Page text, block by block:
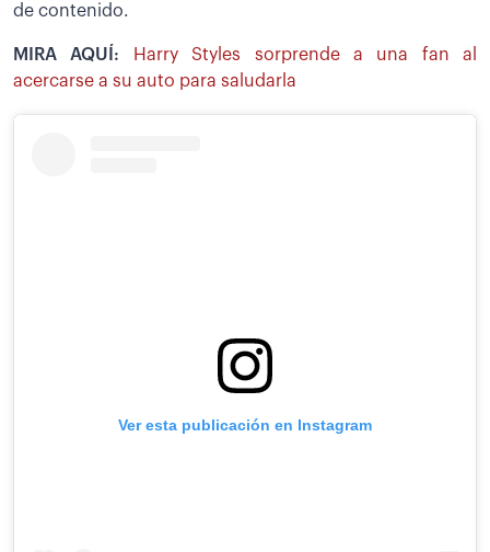
de contenido.
MIRA AQUÍ:
Harry Styles sorprende a una fan al
acercarse a su auto para saludarla
Ver esta publicación en Instagram